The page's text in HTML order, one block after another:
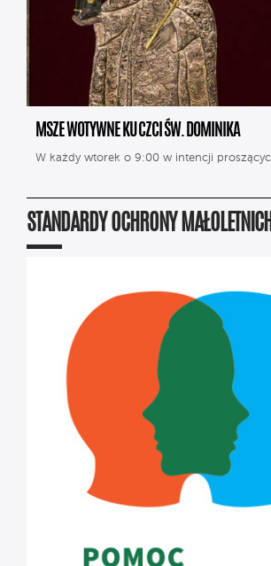
MSZE WOTYWNE KU CZCI ŚW. DOMINIKA
W każdy wtorek o 9:00 w intencji
STANDARDY OCHRONY MAŁOLETNICH